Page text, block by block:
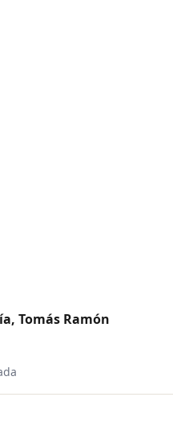
Tomás Ramón